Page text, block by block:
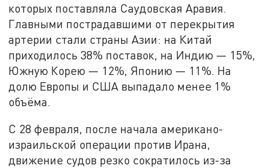
которых поставляла Саудовская Аравия.
Главными пострадавшими от перекрытия
артерии стали страны Азии: на Китай
приходилось 38% поставок, на Индию — 15%,
Южную Корею — 12%, Японию — 11%. На
долю Европы и США выпадало менее 1%
объёма.
С 28 февраля, после начала американо-
израильской операции против Ирана,
движение судов резко сократилось из-за